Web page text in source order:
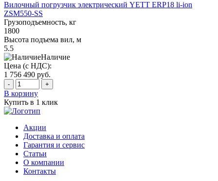
Вилочный погрузчик электрический YETT ERP18 li-ion
ZSM550-SS
Грузоподъемность, кг
1800
Высота подъема вил, м
5.5
Наличие
Цена (с НДС):
1 756 490 руб.
- +
В корзину
Купить в 1 клик
Акции
Доставка и оплата
Гарантия и сервис
Статьи
О компании
Контакты